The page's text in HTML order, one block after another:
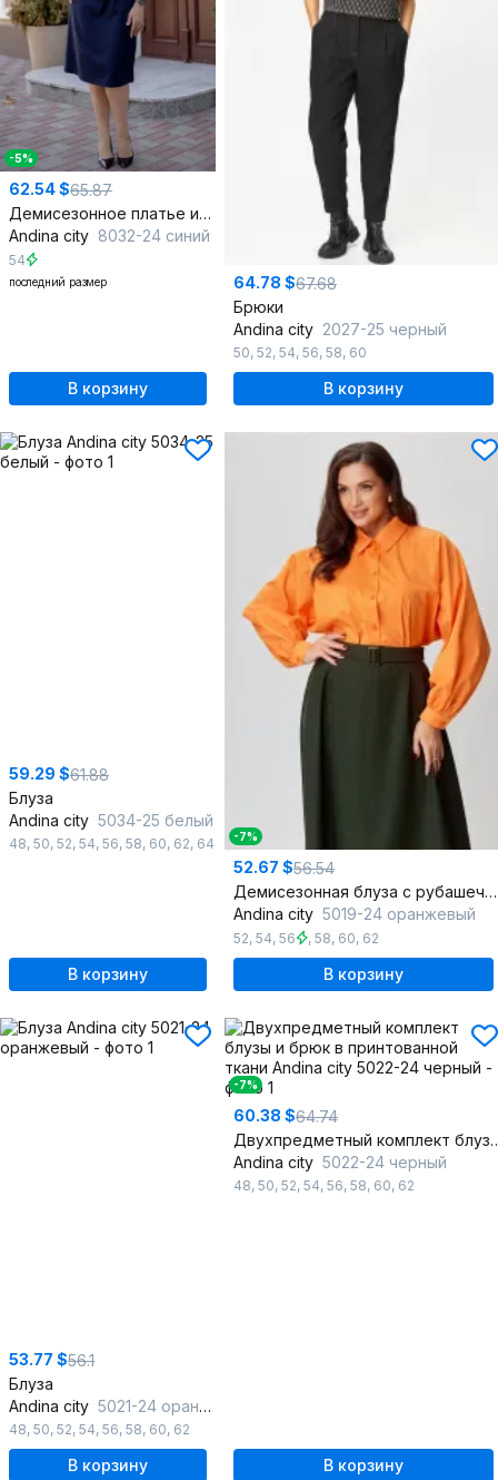
-5%
62.54 $65.87
Демисезонное платье из плательно-костюмной ткани с декоративными элементами
Andina city 8032-24 синий
54
последний размер
В корзину
64.78 $67.68
Брюки
Andina city 2027-25 черный
50, 52, 54, 56, 58, 60
В корзину
59.29 $61.88
Блуза
Andina city 5034-25 белый
48, 50, 52, 54, 56, 58, 60, 62, 64
В корзину
-7%
52.67 $56.54
Демисезонная блуза с рубашечным воротником и застежкой
Andina city 5019-24 оранжевый
52, 54, 56 , 58, 60, 62
В корзину
53.77 $56.1
Блуза
Andina city 5021-24 оранжевый
48, 50, 52, 54, 56, 58, 60, 62
В корзину
-7%
60.38 $64.74
Двухпредметный
Andina city 5022-24 черный
48, 50, 52, 54, 56, 58, 60, 62
В корзину